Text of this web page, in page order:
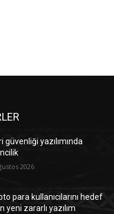
güvenliği yazılımında
2026
para kullanıcılarını hedef
yeni zararlı yazılım